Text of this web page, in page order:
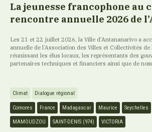
La jeunesse francophone au
rencontre annuelle 2026 de
Les 21 et 22 juillet 2026, la Ville d’Antananarivo a
annuelle de l’Association des Villes et Collectivités de
réunissant les élus locaux, les représentants des
partenaires techniques et financiers ainsi que de
Climat Dialogue régional
Comores France Madagascar Maurice Seychelles
MAMOUDZOU SAINT-DENIS (974) VICTORIA